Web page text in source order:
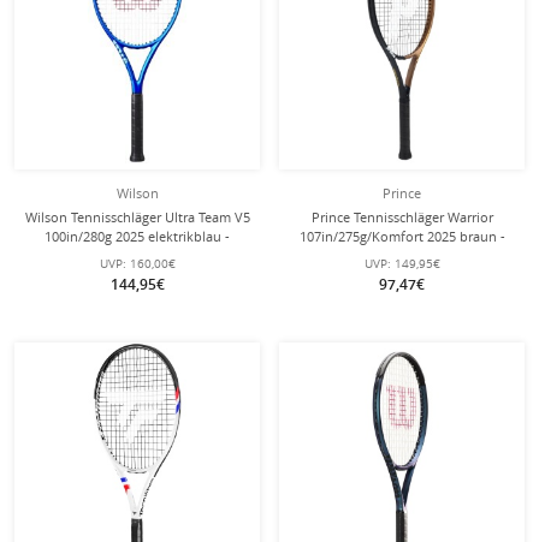
Wilson
Wilson Tennisschläger Ultra Team V5
100in/280g 2025 elektrikblau -
UVP: 160,00€
144,95€
Prince
Prince Tennisschläger Warrior
107in/275g/Komfort 2025 braun -
UVP: 149,95€
97,47€